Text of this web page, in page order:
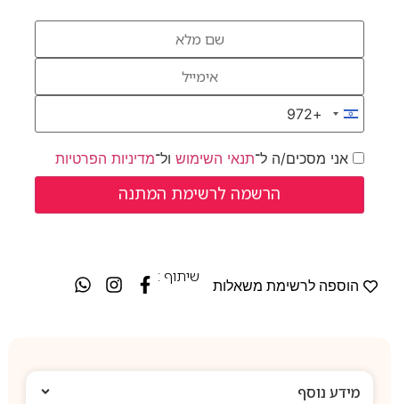
Israel +972
+972
אני מסכים/ה ל־תנאי השימושול־מדיניות הפרטיות
הוספה לרשימת משאלות
שיתוף :
מידע נוסף